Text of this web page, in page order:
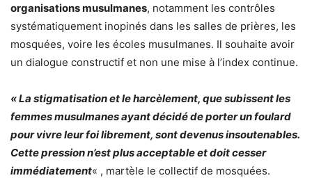
organisations musulmanes, notamment les contrôles
systématiquement inopinés dans les salles de prières, les
mosquées, voire les écoles musulmanes. Il souhaite avoir
un dialogue constructif et non une mise à l’index continue.
« La stigmatisation et le harcèlement, que subissent les
femmes musulmanes ayant décidé de porter un foulard
pour vivre leur foi librement, sont devenus insoutenables.
Cette pression n’est plus acceptable et doit cesser
immédiatement« , martèle le collectif de mosquées.